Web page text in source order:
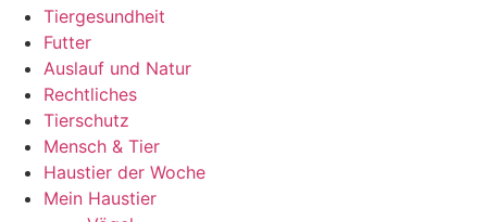
Tiergesundheit
Futter
Auslauf und Natur
Rechtliches
Tierschutz
Mensch & Tier
Haustier der Woche
Mein Haustier